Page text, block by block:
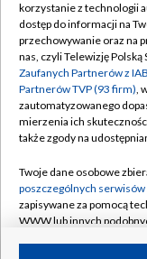
Abonament TVP
Emisja w TVP
Centrum
Naziemna
Rada Programowa
System NOS
Informacje o
korzystanie z technologii
dostęp do informacji na
przechowywanie oraz na
nas, czyli Telewizję Polską
Zaufanych Partnerów z
Partnerów TVP (93 firm),
zautomatyzowanego
mierzenia ich
także zgody na
Twoje dane osobowe
poszczególnych serwisów
zapisywane za pomocą
WWW lub innych